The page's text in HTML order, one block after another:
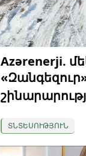
Azərenerji.
ՏՆՏԵՍՈՒԹՅՈՒՆ